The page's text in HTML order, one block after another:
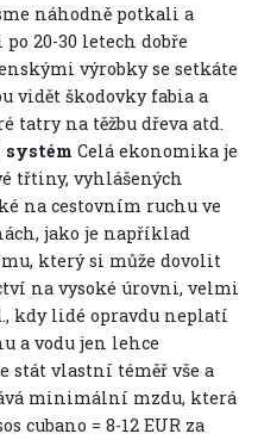
náhodně potkali a
20-30 letech dobře
výrobky se setkáte
vidět škodovky fabia a
tatry na těžbu dřeva atd.
systém Celá ekonomika je
třtiny, vyhlášených
na cestovním ruchu ve
jako je například
který si může dovolit
na vysoké úrovni, velmi
kdy lidé opravdu neplatí
a vodu jen lehce
stát vlastní téměř vše a
minimální mzdu, která
cubano = 8-12 EUR za